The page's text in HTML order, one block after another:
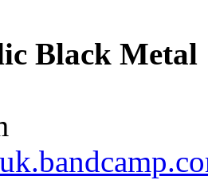
Black Metal